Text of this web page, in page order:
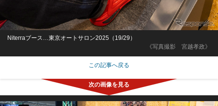
《写真撮影 宮越孝政》
Niterraブース…東京オートサロン2025（19/29）
この記事へ戻る